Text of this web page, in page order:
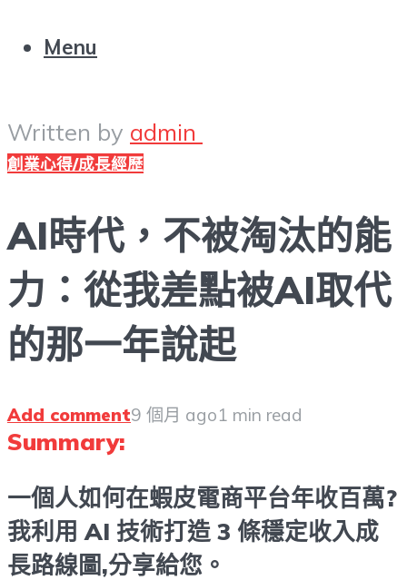
Menu
Written by admin
創業心得/成長經歷
AI時代，不被淘汰的能
力：從我差點被AI取代
的那一年說起
Add comment9 個月 ago1 min read
Summary:
一個人如何在蝦皮電商平台年收百萬?
我利用 AI 技術打造 3 條穩定收入成
長路線圖,分享給您。